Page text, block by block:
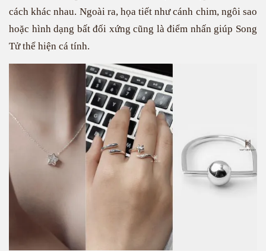
cách khác nhau. Ngoài ra, họa tiết như cánh chim, ngôi sao
hoặc hình dạng bất đối xứng cũng là điểm nhấn giúp Song
Tử thể hiện cá tính.